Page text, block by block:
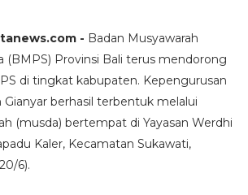
- Badan Musyawarah
(BMPS) Provinsi Bali terus mendorong
di tingkat kabupaten. Kepengurusan
Gianyar berhasil terbentuk melalui
(musda) bertempat di Yayasan Werdhi
Kaler, Kecamatan Sukawati,
6).